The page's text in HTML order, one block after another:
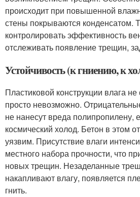
происходит при повышенной
стены покрываются конденсатом.
контролировать эффективность
отслеживать появление трещин,
Устойчивость (к гниению, к
Пластиковой конструкции влага
просто невозможно.
не нанесут вреда полипропилену,
космический холод. Бетон в этом
уязвим. Присутствие влаги
местного набора прочности, что
новых трещин. Незаделанные
накапливают влагу, появляется
гнить.